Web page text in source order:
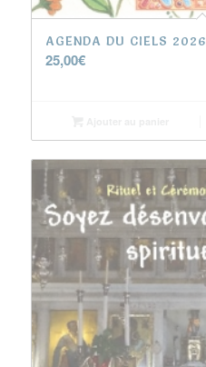
AGENDA DU CIELS 2026
25,00€